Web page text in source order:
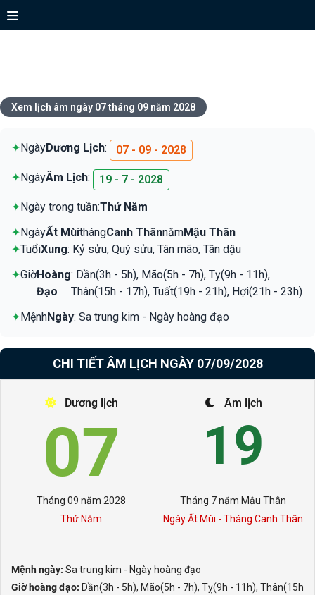
Xem lịch âm ngày 07 tháng 09 năm 2028
✦NgàyDương Lịch: 07 - 09 - 2028
✦NgàyÂm Lịch: 19 - 7 - 2028
✦Ngày trong tuần:Thứ Năm
✦NgàyẤt MùithángCanh ThânnămMậu Thân
✦TuổiXung: Kỷ sửu, Quý sửu, Tân mão, Tân dậu
✦GiờHoàng
Đạo
: Dần(3h - 5h), Mão(5h - 7h), Tỵ(9h - 11h),
Thân(15h - 17h), Tuất(19h - 21h), Hợi(21h - 23h)
✦MệnhNgày: Sa trung kim - Ngày hoàng đạo
CHI TIẾT ÂM LỊCH NGÀY 07/09/2028
Dương lịch
07
Tháng 09 năm 2028
Thứ Năm
Âm lịch
19
Tháng 7 năm Mậu Thân
Ngày Ất Mùi - Tháng Canh Thân
Mệnh ngày: Sa trung kim - Ngày hoàng đạo
Giờ hoàng đạo: Dần(3h - 5h), Mão(5h - 7h), Tỵ(9h - 11h), Thân(15h